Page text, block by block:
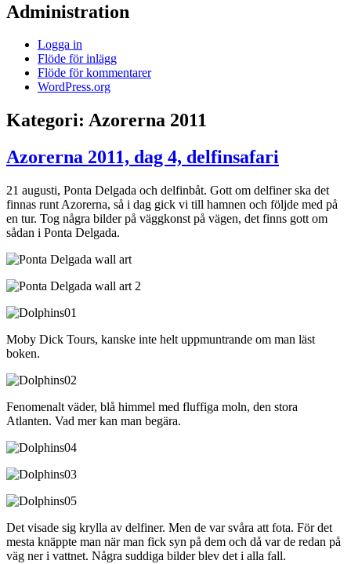
Administration
Logga in
Flöde för inlägg
Flöde för kommentarer
WordPress.org
Kategori: Azorerna 2011
Azorerna 2011, dag 4, delfinsafari
21 augusti, Ponta Delgada och delfinbåt. Gott om delfiner ska det
finnas runt Azorerna, så i dag gick vi till hamnen och följde med på
en tur. Tog några bilder på väggkonst på vägen, det finns gott om
sådan i Ponta Delgada.
Moby Dick Tours, kanske inte helt uppmuntrande om man läst
boken.
Fenomenalt väder, blå himmel med fluffiga moln, den stora
Atlanten. Vad mer kan man begära.
Det visade sig krylla av delfiner. Men de var svåra att fota. För det
mesta knäppte man när man fick syn på dem och då var de redan på
väg ner i vattnet. Några suddiga bilder blev det i alla fall.